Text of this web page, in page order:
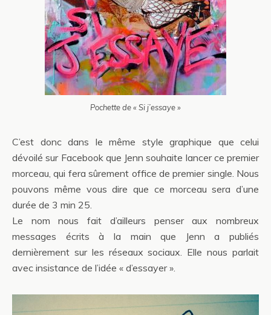
Pochette de « Si j’essaye »
C’est donc dans le même style graphique que celui
dévoilé sur Facebook que Jenn souhaite lancer ce premier
morceau, qui fera sûrement office de premier single. Nous
pouvons même vous dire que ce morceau sera d’une
durée de 3 min 25.
Le nom nous fait d’ailleurs penser aux nombreux
messages écrits à la main que Jenn a publiés
dernièrement sur les réseaux sociaux. Elle nous parlait
avec insistance de l’idée « d’essayer ».